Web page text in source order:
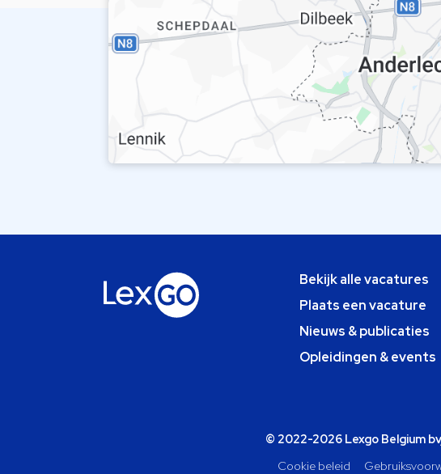
Bekijk alle vacatures
Plaats een vacature
Nieuws & publicaties
Opleidingen & events
© 2022-2026 Lexgo Belgium
Cookie beleid